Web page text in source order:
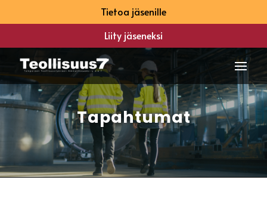
Tietoa jäsenille
Liity jäseneksi
Tapahtumat